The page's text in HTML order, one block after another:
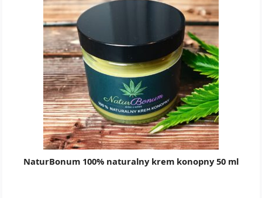
NaturBonum 100% naturalny krem konopny 50 ml